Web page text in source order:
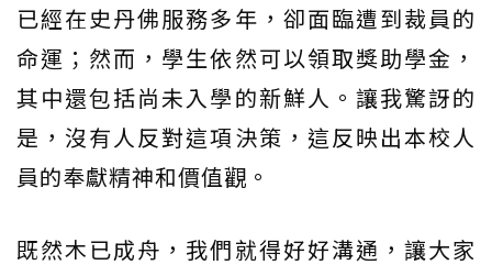
已經在史丹佛服務多年，卻面臨遭到裁員的
命運；然而，學生依然可以領取獎助學金，
其中還包括尚未入學的新鮮人。讓我驚訝的
是，沒有人反對這項決策，這反映出本校人
員的奉獻精神和價值觀。
既然木已成舟，我們就得好好溝通，讓大家